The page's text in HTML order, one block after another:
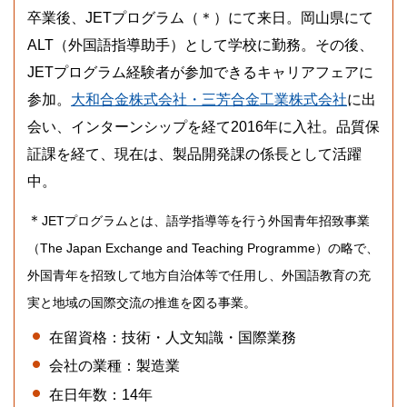
卒業後、JETプログラム（＊）にて来日。岡山県にて
ALT（外国語指導助手）として学校に勤務。その後、
JETプログラム経験者が参加できるキャリアフェアに
参加。 大和合金株式会社・三芳合金工業株式会社に出
会い、インターンシップを経て2016年に入社。品質保
証課を経て、現在は、製品開発課の係長として活躍
中。
＊ JETプログラムとは、語学指導等を行う外国青年招致事業
（The Japan Exchange and Teaching Programme）の略で、
外国青年を招致して地方自治体等で任用し、外国語教育の充
実と地域の国際交流の推進を図る事業。
在留資格：技術・人文知識・国際業務
会社の業種：製造業
在日年数：14年